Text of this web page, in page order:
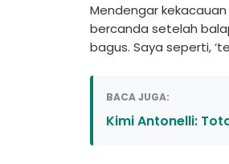
Mendengar
bercanda setelah
bagus. Saya seperti,
BACA JUGA:
Kimi Antonelli: